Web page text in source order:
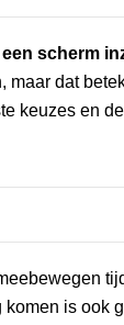
scherm
dat
keuzes en
is ook